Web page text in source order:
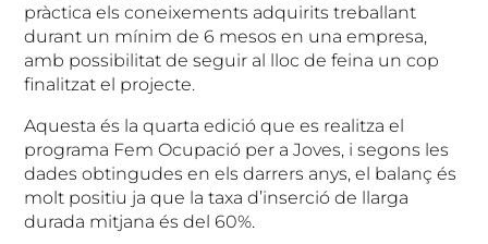
pràctica els coneixements adquirits treballant
durant un mínim de 6 mesos en una empresa,
amb possibilitat de seguir al lloc de feina un cop
finalitzat el projecte.
Aquesta és la quarta edició que es realitza el
programa Fem Ocupació per a Joves, i segons les
dades obtingudes en els darrers anys, el balanç és
molt positiu ja que la taxa d’inserció de llarga
durada mitjana és del 60%.